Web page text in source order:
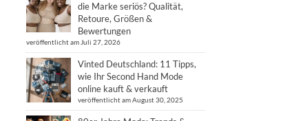
die Marke seriös? Qualität,
Retoure, Größen &
Bewertungen
veröffentlicht am Juli 27, 2026
Vinted Deutschland: 11 Tipps,
wie Ihr Second Hand Mode
online kauft & verkauft
veröffentlicht am August 30, 2025